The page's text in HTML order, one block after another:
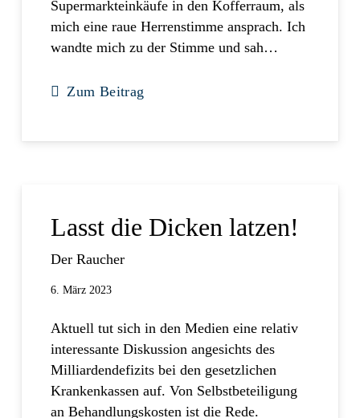
Supermarkteinkäufe in den Kofferraum, als
mich eine raue Herrenstimme ansprach. Ich
wandte mich zu der Stimme und sah…
Zum Beitrag
Lasst die Dicken latzen!
Der Raucher
6. März 2023
Aktuell tut sich in den Medien eine relativ
interessante Diskussion angesichts des
Milliardendefizits bei den gesetzlichen
Krankenkassen auf. Von Selbstbeteiligung
an Behandlungskosten ist die Rede.